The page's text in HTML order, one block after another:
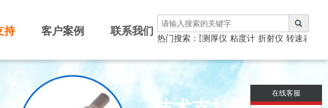
持 客户案例 联系我们
热门搜索：
测厚仪 涂层测厚仪 粘度计 折射仪 转速表
在线客服